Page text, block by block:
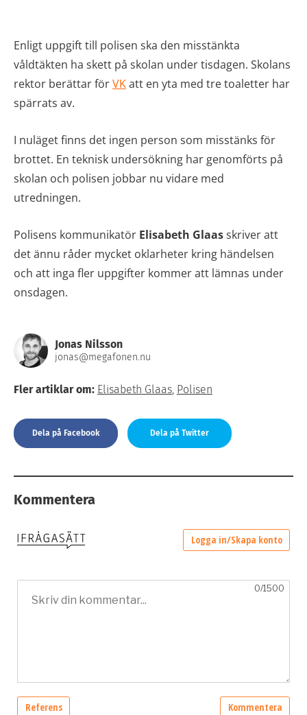
Enligt uppgift till polisen ska den misstänkta
våldtäkten ha skett på skolan under tisdagen. Skolans
rektor berättar förVKatt en yta med tre toaletter har
spärrats av.
I nuläget finns det ingen person som misstänks för
brottet. En teknisk undersökning har genomförts på
skolan och polisen jobbar nu vidare med
utredningen.
Polisens kommunikatör Elisabeth Glaasskriver att
det ännu råder mycket oklarheter kring händelsen
och att inga fler uppgifter kommer att lämnas under
onsdagen.
Jonas Nilsson
jonas@megafonen.nu
Fler artiklar om: Elisabeth Glaas, Polisen
Dela på Facebook Dela på Twitter
Kommentera